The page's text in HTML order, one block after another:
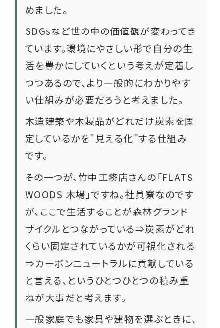
めました。
SDGsなど世の中の価値観が変わってき
ています。環境にやさしい形で自分の生
活を豊かにしていくという考えが定着し
つつあるので、より一般的にわかりやす
い仕組みが必要だろうと考えました。
木造建築や木製品がどれだけ炭素を固
定しているかを"見える化"する仕組み
です。
その一つが、竹中工務店さんの「FLATS
WOODS 木場」ですね。社員寮なのです
が、ここで生活することが森林グランド
サイクルとつながっている⇒炭素がどれ
くらい固定されているかが可視化される
⇒カーボンニュートラルに貢献している
と言える、というひとつひとつの積み重
ねが大事だと考えます。
一般家庭でも家具や建物を選ぶときに、